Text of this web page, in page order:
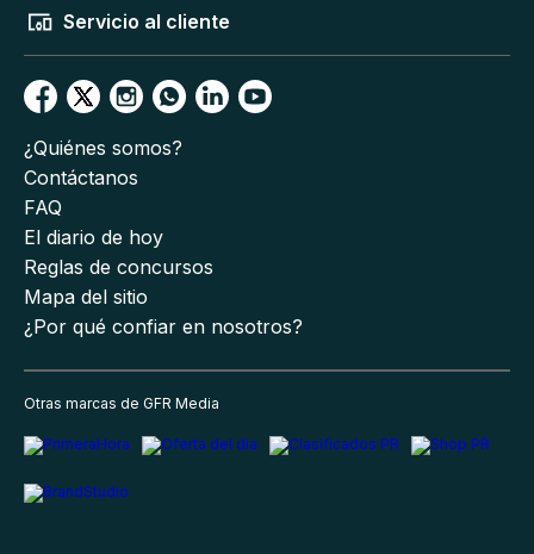
Servicio al cliente
¿Quiénes somos?
Contáctanos
FAQ
El diario de hoy
Reglas de concursos
Mapa del sitio
¿Por qué confiar en nosotros?
Otras marcas de GFR Media